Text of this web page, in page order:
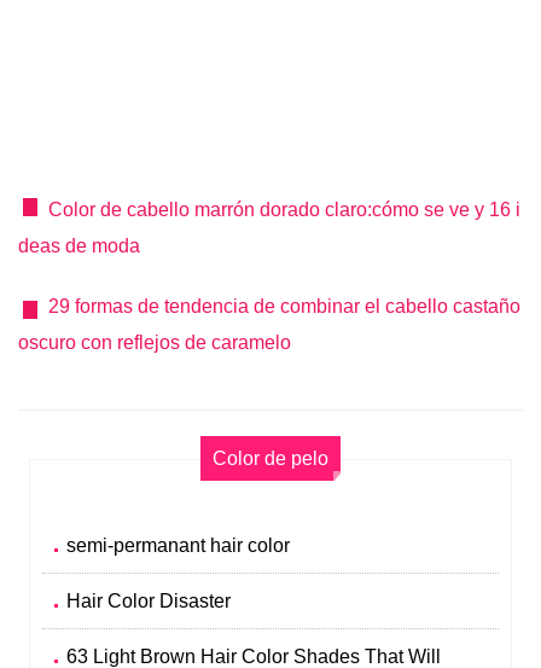
Color de cabello marrón dorado claro:cómo se ve y 16 i
deas de moda
29 formas de tendencia de combinar el cabello castaño
oscuro con reflejos de caramelo
Color de pelo
semi-permanant hair color
Hair Color Disaster
63 Light Brown Hair Color Shades That Will